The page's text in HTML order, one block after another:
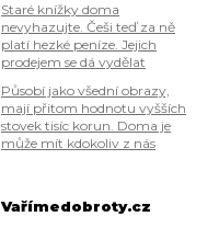
Staré knížky doma
nevyhazujte. Češi teď za ně
platí hezké peníze. Jejich
prodejem se dá vydělat
Působí jako všední obrazy,
mají přitom hodnotu vyšších
stovek tisíc korun. Doma je
může mít kdokoliv z nás
Vařímedobroty.cz